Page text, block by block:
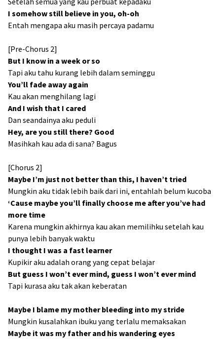
I somehow still believe in you, oh-oh
Entah mengapa aku masih percaya padamu
[Pre-Chorus 2]
But I know in a week or so
Tapi aku tahu kurang lebih dalam seminggu
You’ll fade away again
Kau akan menghilang lagi
And I wish that I cared
Dan seandainya aku peduli
Hey, are you still there? Good
Masihkah kau ada di sana? Bagus
[Chorus 2]
Maybe I’m just not better than this, I haven’t tried
Mungkin aku tidak lebih baik dari ini, entahlah belum kucoba
‘Cause maybe you’ll finally choose me after you’ve had
more time
Karena mungkin akhirnya kau akan memilihku setelah kau
punya lebih banyak waktu
I thought I was a fast learner
Kupikir aku adalah orang yang cepat belajar
But guess I won’t ever mind, guess I won’t ever mind
Tapi kurasa aku tak akan keberatan
Maybe I blame my mother bleeding into my stride
Mungkin kusalahkan ibuku yang terlalu memaksakan
Maybe it was my father and his wandering eyes